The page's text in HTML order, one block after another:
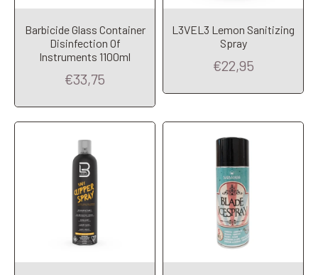
Barbicide Glass Container
Disinfection Of
Instruments 1100ml
€33,75
L3VEL3 Lemon Sanitizing
Spray
€22,95
Add to Cart Add to Cart